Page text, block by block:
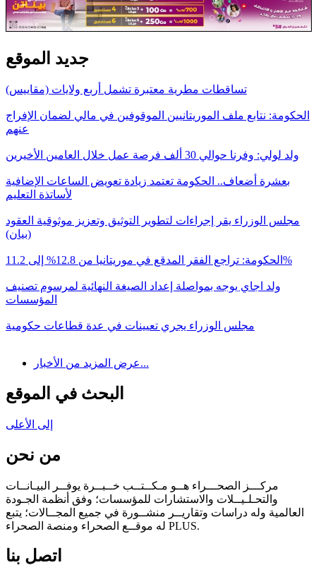
جديد الموقع
تساقطات مطرية معتبرة تشمل أربع ولايات (مقاييس)
الحكومة: نتابع ملف الموريتانيين الموقوفين في مالي لضمان الإفراج
عنهم
ولد لولي: وفرنا حوالي 30 ألف فرصة عمل خلال العامين الأخيرين
بعشرة أضعاف.. الحكومة تعتمد زيادة تعويض الساعات الإضافية
لأساتذة التعليم
مجلس الوزراء يقر إجراءات لتطوير التوثيق وتعزيز موثوقية العقود
(بيان)
الحكومة: تراجع الفقر المدقع في موريتانيا من 12.8% إلى 11.2%
ولد اجاي يوجه بمواصلة إعداد الصيغة النهائية لمرسوم تصنيف
المؤسسات
مجلس الوزراء يجري تعيينات في عدة قطاعات حكومية
عرض المزيد من الأخبار...
البحث في الموقع
إلى الأعلى
من نحن
مركـــز الصحـــراء هــو مـكــتــب خــبــرة يوفــر البيـانــات
والتحـلـيــلات والاستشارات للمؤسسات؛ وفق أنظمة الجـودة
العالمية وله دراسات وتقاريــر منشــورة في جميع المجــالات؛ يتبع
له موقــع الصحراء ومنصة الصحراء PLUS.
اتصل بنا